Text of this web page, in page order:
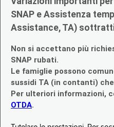
SNAP e Assistenza
Assistance, TA)
Non si accettano più
SNAP rubati.
Le famiglie possono
sussidi TA (in contanti)
Per ulteriori informazioni,
OTDA.